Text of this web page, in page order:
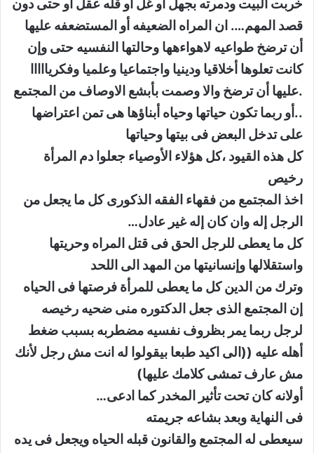
خربت البيت ودمرته بجهل أو غل او قله عقل او حتى دون
قصد المهم…. ان المراه الضعيفه أو المستضعفه عليها
أن ترضخ طواعيه لاهواءهها وحالتها النفسيه حتى وإن
كانت تعلوها أخلاقيا ودينيا واجتماعيا وعلميا وفكريااااا
.عليها أن ترضخ والا وصمت بأبشع الاوصاف من المجتمع
..أو ربما تكون حياتها وحياه أبناؤها هى تمن اعتراضها
على تدخل البعض فى بيتها وحياتها
كل هذه القيود ،كل هؤلاء الأوصياء جعلوا دم المرأة
رخيص
اخذ المجتمع من فقهاء الفقه الذكورى كل ما يجعل من
الرجل إله وان كان إله غير عادل…
كل ما يعطى للرجل الحق فى قتل المراه وحريتها
واستقلالها وإنسانيتها من المهد الى اللحد
وترك من الدين كل ما يعطى للمرأة فرصتها فى الحياه
إن المجتمع الذى جعل الدكتوره منى ضحيه رخيصه
لرجل ربما يمر بظروف نفسيه مضطربه بسبب ضغط
أهله عليه ((الى اكيد طبعا بيقولوا له انت مش رجل لأنك
مش عارف تمشى كلامك عليها)
أولانه كان تحت تأثير المخدر كما ادعى…
فى النهاية وبعد بشاعه جريمته
سيعطى له المجتمع والقانون قبله الحياه ويجعل فى يده